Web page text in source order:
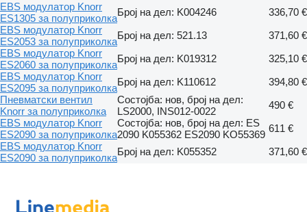
EBS модулатор Knorr
ES1305 за полуприколка
Број на дел: K004246
336,70 €
EBS модулатор Knorr
ES2053 за полуприколка
Број на дел: 521.13
371,60 €
EBS модулатор Knorr
ES2060 за полуприколка
Број на дел: K019312
325,10 €
EBS модулатор Knorr
ES2095 за полуприколка
Број на дел: K110612
394,80 €
Пневматски вентил
Knorr за полуприколка
Состојба: нов, број на дел:
LS2000, INS012-0022
490 €
EBS модулатор Knorr
ES2090 за полуприколка
Состојба: нов, број на дел: ES
2090 K055362 ES2090 KO55369
611 €
EBS модулатор Knorr
ES2090 за полуприколка
Број на дел: K055352 371,60 €